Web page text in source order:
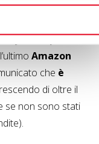
negli e-shop
391 miliardi di
e 133 per il
Amazon
che è
di oltre il
se non sono stati